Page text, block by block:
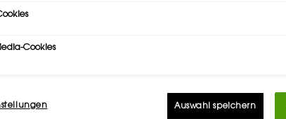
Cookies
Auswahl speichern